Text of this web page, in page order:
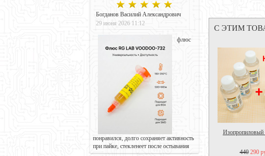
Богданов Василий Александрович
29 июня 2026 11:12
флюс
понравился, долго сохраняет активность
при пайке, стекленеет после остывания
С ЭТИМ
Изопропиловый
440 290